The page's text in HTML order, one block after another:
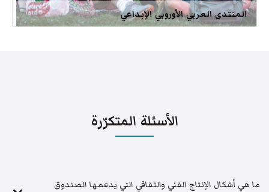
المنتدى العربي الأوروبي الإبداعي
الأسئلة المتكرّرة
ما هي أشكال الإنتاج الفني والثقافي التي يدعمها الصندوق